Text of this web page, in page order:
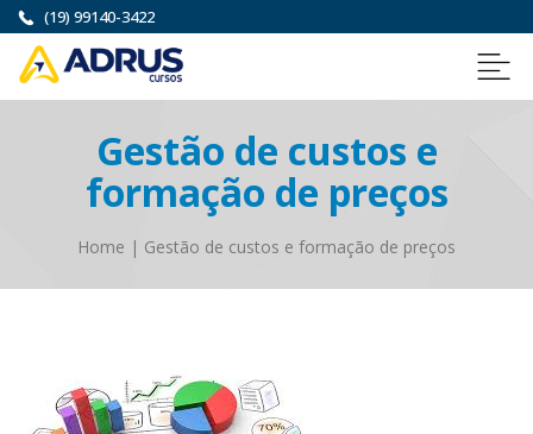
(19) 99140-3422
Gestão de custos e
formação de preços
Home | Gestão de custos e formação de preços